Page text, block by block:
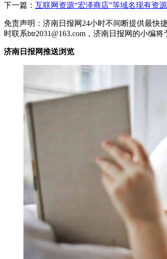
下一篇： 互联网资源“宏泽商店”等域名现有资
免责声明：济南日报网24小时不间断提供最快
时联系btr2031@163.com，济南日报网的小编将
济南日报网推送浏览